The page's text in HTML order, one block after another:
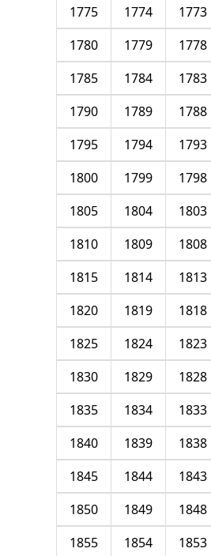
1773
1774
1775
1778
1779
1780
1783
1784
1785
1788
1789
1790
1793
1794
1795
1798
1799
1800
1803
1804
1805
1808
1809
1810
1813
1814
1815
1818
1819
1820
1823
1824
1825
1828
1829
1830
1833
1834
1835
1838
1839
1840
1843
1844
1845
1848
1849
1850
1853
1854
1855